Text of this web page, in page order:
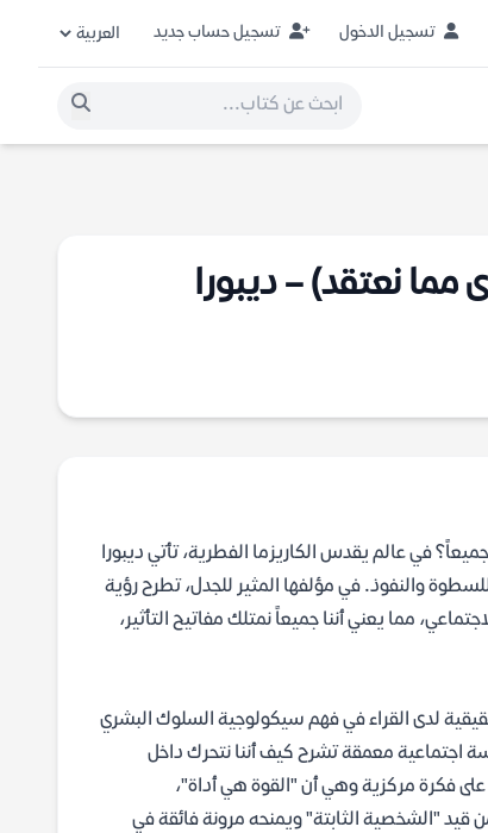
تسجيل الدخول تسجيل حساب جديد
مما نعتقد) – ديبورا
في عالم يقدس الكاريزما الفطرية، تأتي ديبورا
والنفوذ. في مؤلفها المثير للجدل، تطرح رؤية
مما يعني أننا جميعاً نمتلك مفاتيح التأثير،
لدى القراء في فهم سيكولوجية السلوك البشري
اجتماعية معمقة تشرح كيف أننا نتحرك داخل
على فكرة مركزية وهي أن "القوة هي أداة"،
قيد "الشخصية الثابتة" ويمنحه مرونة فائقة في